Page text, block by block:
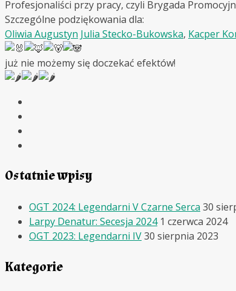
Profesjonaliści przy pracy, czyli Brygada
Szczególne podziękowania dla:
Oliwia Augustyn Julia Stecko-Bukowska, Kacper
już nie możemy się doczekać efektów!
Ostatnie wpisy
OGT 2024: Legendarni V Czarne Serca 30
Larpy Denatur: Secesja 2024 1 czerwca 2024
OGT 2023: Legendarni IV30 sierpnia 2023
Kategorie